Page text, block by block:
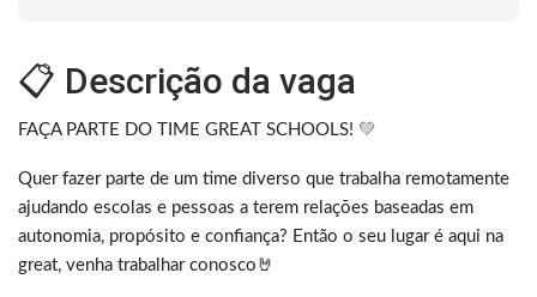
📋 Descrição da vaga
FAÇA PARTE DO TIME GREAT SCHOOLS! 💚
Quer fazer parte de um time diverso que trabalha remotamente
ajudando escolas e pessoas a terem relações baseadas em
autonomia, propósito e confiança? Então o seu lugar é aqui na
great, venha trabalhar conosco🤘